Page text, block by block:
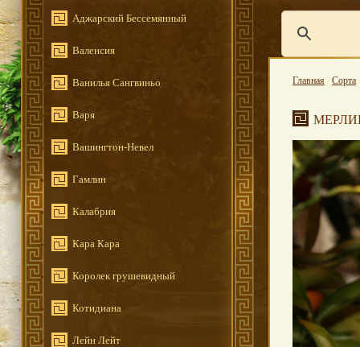
Аджарский Бессемянный
Валенсия
Ванилья Сангвиньо
Варя
Вашингтон-Невел
Гамлин
Калабрия
Кара Кара
Королек грушевидный
Котидиана
Лейн Лейт
Главная / Сорта